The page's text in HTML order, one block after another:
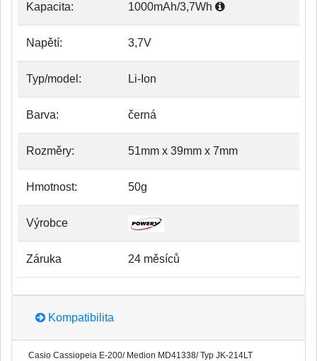
Kapacita: 1000mAh/3,7Wh
Napětí: 3,7V
Typ/model: Li-Ion
Barva: černá
Rozměry: 51mm x 39mm x 7mm
Hmotnost: 50g
Výrobce
Záruka 24 měsíců
Kompatibilita
Casio Cassiopeia E-200/ Medion MD41338/ Typ JK-214LT